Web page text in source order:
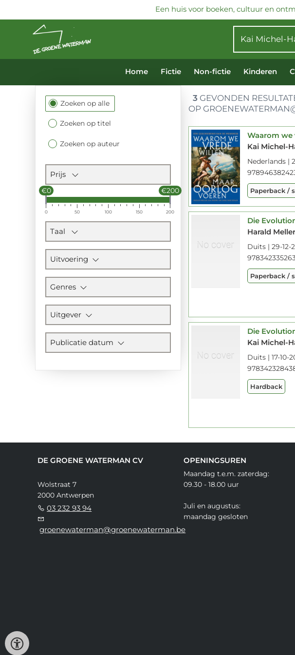
Een huis voor boeken, cultuur en
Home Fictie Non-fictie Kinderen
Filtersectie
Zoeken op alle
Zoeken op titel
Zoeken op auteur
Prijs
€0 €200
0 50 100 150 200
Taal
Uitvoering
Genres
Uitgever
Publicatie datum
3 GEVONDEN
OP
Kai Michel-
Nederlands |
Paperback /
Die
Harald
Duits | 29-12-
Paperback /
Die
Kai Michel-
Duits | 17-10-
Hardback
DE GROENE WATERMAN CV
Wolstraat 7
2000 Antwerpen
03 232 93 94
groenewaterman@groenewaterman.be
OPENINGSUREN
Maandag t.e.m. zaterdag:
09.30 - 18.00 uur
Juli en augustus:
maandag gesloten